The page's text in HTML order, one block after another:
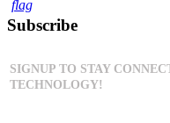
Subscribe